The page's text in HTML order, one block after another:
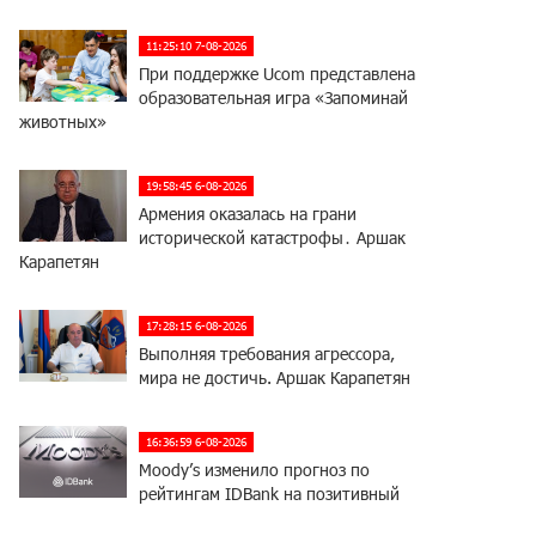
11:25:10 7-08-2026
При поддержке Ucom представлена
образовательная игра «Запоминай
животных»
19:58:45 6-08-2026
Армения оказалась на грани
исторической катастрофы․ Аршак
Карапетян
17:28:15 6-08-2026
Выполняя требования агрессора,
мира не достичь. Аршак Карапетян
16:36:59 6-08-2026
Moody’s изменило прогноз по
рейтингам IDBank на позитивный